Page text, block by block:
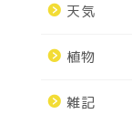
天気
植物
雑記